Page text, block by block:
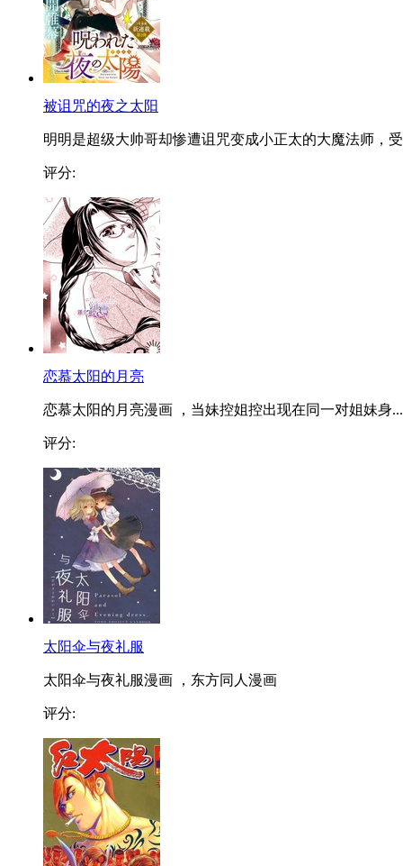
被诅咒的夜之太阳
明明是超级大帅哥却惨遭诅咒变成小正太的大魔法师，
评分:
恋慕太阳的月亮
恋慕太阳的月亮漫画 ，当妹控姐控出现在同一对姐妹身...
评分:
太阳伞与夜礼服
太阳伞与夜礼服漫画 ，东方同人漫画
评分: